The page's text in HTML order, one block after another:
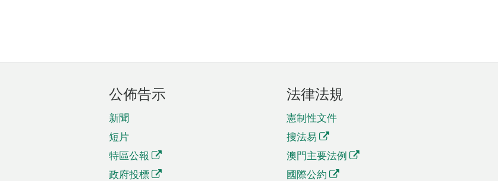
公佈告示
新聞
短片
特區公報
政府投標
法律法規
憲制性文件
搜法易
澳門主要法例
國際公約